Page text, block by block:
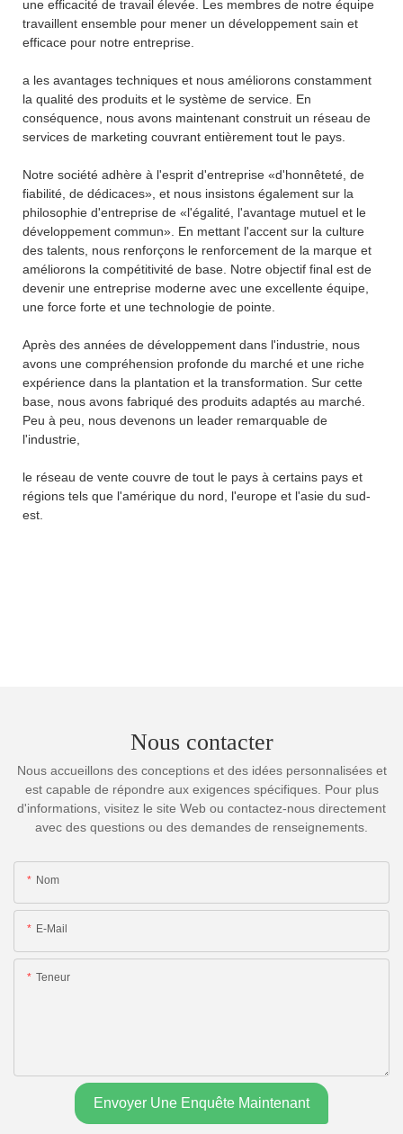
une efficacité de travail élevée. Les membres de notre équipe
travaillent ensemble pour mener un développement sain et
efficace pour notre entreprise.
a les avantages techniques et nous améliorons constamment
la qualité des produits et le système de service. En
conséquence, nous avons maintenant construit un réseau de
services de marketing couvrant entièrement tout le pays.
Notre société adhère à l'esprit d'entreprise «d'honnêteté, de
fiabilité, de dédicaces», et nous insistons également sur la
philosophie d'entreprise de «l'égalité, l'avantage mutuel et le
développement commun». En mettant l'accent sur la culture
des talents, nous renforçons le renforcement de la marque et
améliorons la compétitivité de base. Notre objectif final est de
devenir une entreprise moderne avec une excellente équipe,
une force forte et une technologie de pointe.
Après des années de développement dans l'industrie, nous
avons une compréhension profonde du marché et une riche
expérience dans la plantation et la transformation. Sur cette
base, nous avons fabriqué des produits adaptés au marché.
Peu à peu, nous devenons un leader remarquable de
l'industrie,
le réseau de vente couvre de tout le pays à certains pays et
régions tels que l'amérique du nord, l'europe et l'asie du sud-
est.
Nous contacter
Nous accueillons des conceptions et des idées personnalisées et
est capable de répondre aux exigences spécifiques. Pour plus
d'informations, visitez le site Web ou contactez-nous directement
avec des questions ou des demandes de renseignements.
Nom
E-Mail
Teneur
Envoyer Une Enquête Maintenant